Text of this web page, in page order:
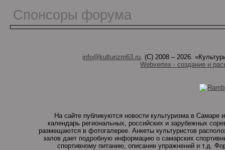
Спонсоры форума
info@kulturizm63.ru . (C) 2008 – 2026.
Webvertex - создание и
На сайте публикуются новости культуризма в
календарь региональных, российских и зарубежных
размещаются в фотогалерее. Анкеты культуристов
залов дает подробную информацию о самарских
спортивному питанию, описание упражнений и т.д.